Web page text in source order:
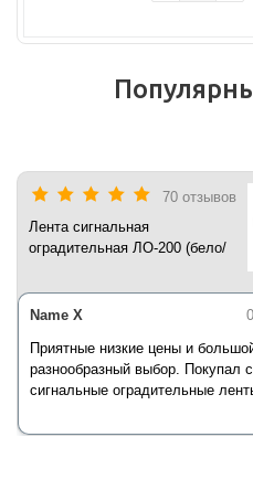
70 отзывов
Лента сигнальная
оградительная ЛО-200 (бело/
Name X
Приятные низкие цены и
разнообразный выбор. Покупал
сигнальные оградительные